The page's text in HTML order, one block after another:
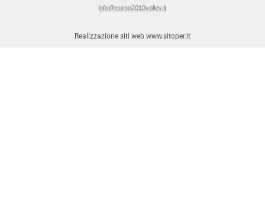
info@curno2010volley.it
Realizzazione siti web www.sitoper.it